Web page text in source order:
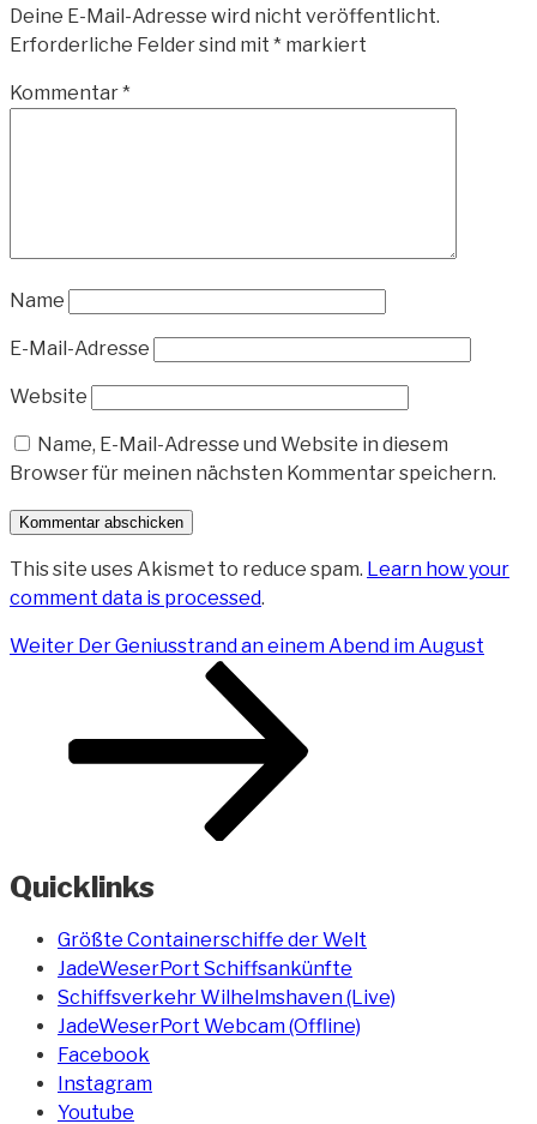
Deine E-Mail-Adresse wird nicht veröffentlicht.
Erforderliche Felder sind mit * markiert
Kommentar*
Name
E-Mail-Adresse
Website
Name, E-Mail-Adresse und Website in diesem
Browser für meinen nächsten Kommentar speichern.
This site uses Akismet to reduce spam. Learn how your
comment data is processed.
Beitragsnavigation
Nächster
Weiter Der Geniusstrand an einem Abend im August
Quicklinks
Größte Containerschiffe der Welt
JadeWeserPort Schiffsankünfte
Schiffsverkehr Wilhelmshaven (Live)
JadeWeserPort Webcam (Offline)
Facebook
Instagram
Youtube